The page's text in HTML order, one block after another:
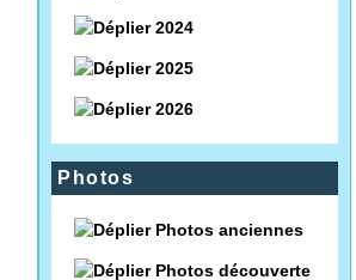
2024
2025
2026
Photos
Photos anciennes
Photos découverte